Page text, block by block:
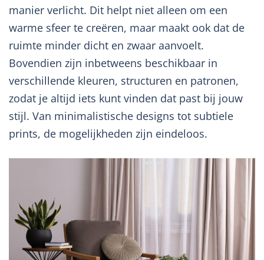
manier verlicht. Dit helpt niet alleen om een
warme sfeer te creëren, maar maakt ook dat de
ruimte minder dicht en zwaar aanvoelt.
Bovendien zijn inbetweens beschikbaar in
verschillende kleuren, structuren en patronen,
zodat je altijd iets kunt vinden dat past bij jouw
stijl. Van minimalistische designs tot subtiele
prints, de mogelijkheden zijn eindeloos.